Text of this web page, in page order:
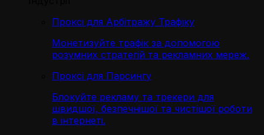
Проксі для Арбітражу Трафіку
Монетизуйте трафік за допомогою
розумних стратегій та рекламних мереж.
Проксі для Парсингу
Блокуйте рекламу та трекери для
швидшої, безпечнішої та чистішої роботи
в інтернеті.